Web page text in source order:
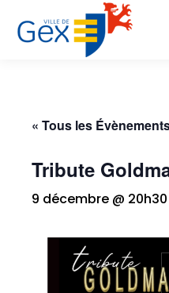
« Tous les
Tribute
9 décembre @ 20h30